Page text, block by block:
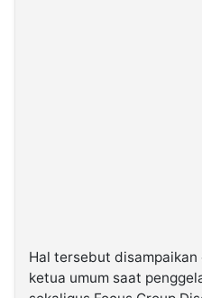
Hal tersebut disampaikan
ketua umum saat